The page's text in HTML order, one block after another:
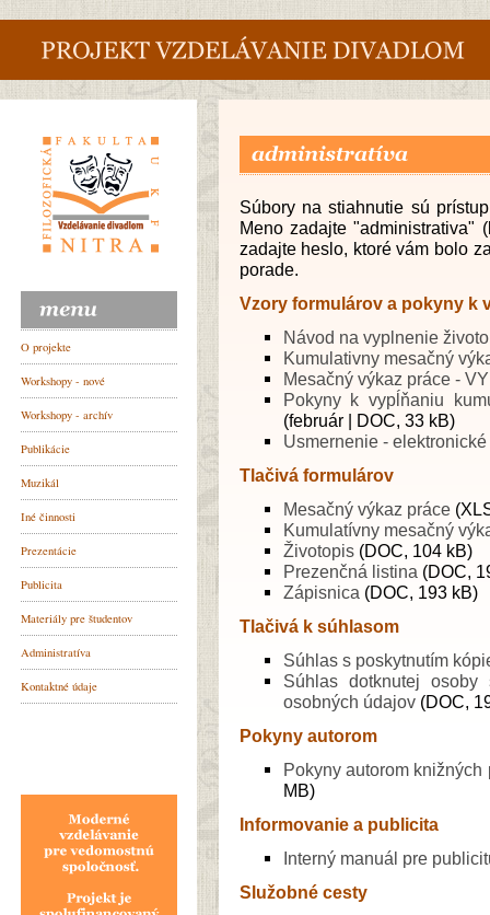
Súbory na stiahnutie sú
Meno zadajte "administrativa"
zadajte heslo, ktoré vám bolo
porade.
Vzory formulárov a pokyny k
Návod na vyplnenie
Kumulativny mesačný
Mesačný výkaz práce -
Pokyny k vypĺňaniu
(február | DOC, 33 kB)
Usmernenie -
Tlačivá formulárov
Mesačný výkaz práce
Kumulatívny mesačný
Životopis(DOC, 104 kB)
Prezenčná listina (DOC,
Zápisnica (DOC, 193 kB)
Tlačivá k súhlasom
Súhlas s poskytnutím
Súhlas dotknutej osoby
osobných údajov(DOC,
Pokyny autorom
Pokyny autorom knižných
MB)
Informovanie a publicita
Interný manuál pre
Služobné cesty